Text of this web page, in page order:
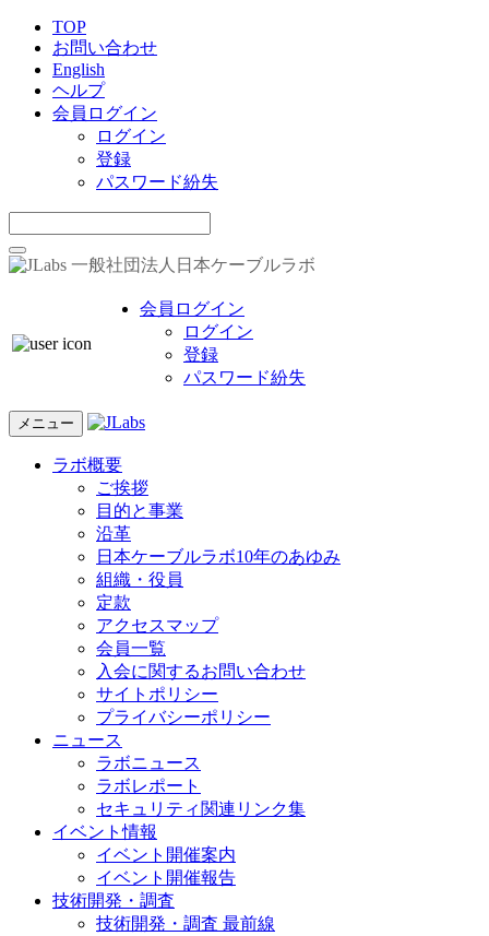
TOP
お問い合わせ
English
ヘルプ
会員ログイン
ログイン
登録
パスワード紛失
一般社団法人日本ケーブルラボ
会員ログイン
ログイン
登録
パスワード紛失
メニュー
ラボ概要
ご挨拶
目的と事業
沿革
日本ケーブルラボ10年のあゆみ
組織・役員
定款
アクセスマップ
会員一覧
入会に関するお問い合わせ
サイトポリシー
プライバシーポリシー
ニュース
ラボニュース
ラボレポート
セキュリティ関連リンク集
イベント情報
イベント開催案内
イベント開催報告
技術開発・調査
技術開発・調査 最前線